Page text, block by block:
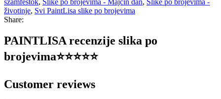
számfestők, Slike po brojevima - Majčin dan, Slike po brojevima -
životinje, Svi PaintLisa slike po brojevima
Share:
PAINTLISA recenzije slika po
brojevima⭐️⭐️⭐️⭐️⭐️
Customer reviews